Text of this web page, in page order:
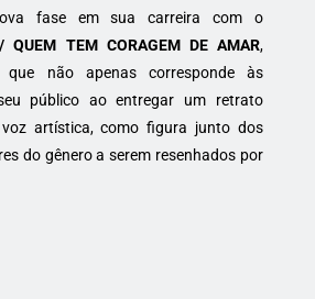
fase em sua carreira com o
QUEM TEM CORAGEM DE AMAR,
não apenas corresponde às
público ao entregar um retrato
artística, como figura junto dos
do gênero a serem resenhados por